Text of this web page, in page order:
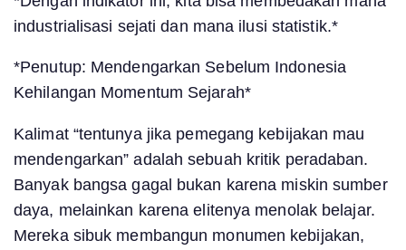
industrialisasi sejati dan mana ilusi statistik.*
*Penutup: Mendengarkan Sebelum Indonesia
Kehilangan Momentum Sejarah*
Kalimat “tentunya jika pemegang kebijakan mau
mendengarkan” adalah sebuah kritik peradaban.
Banyak bangsa gagal bukan karena miskin sumber
daya, melainkan karena elitenya menolak belajar.
Mereka sibuk membangun monumen kebijakan,